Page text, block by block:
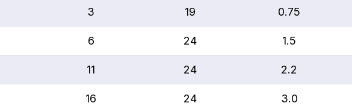
3 19 0.75
6 24 1.5
11 24 2.2
16 24 3.0